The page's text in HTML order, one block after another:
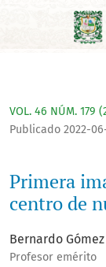
Primera imagen
VOL. 46 NÚM. 179
Primera
centro de
Publicado 2022-
Bernardo
Profesor emérito